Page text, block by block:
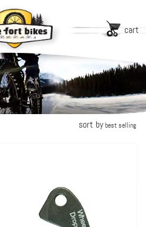
cart
sort bybest selling